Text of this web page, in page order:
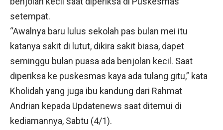
setempat.
“Awalnya baru lulus sekolah pas bulan mei itu
katanya sakit di lutut, dikira sakit biasa, dapet
seminggu bulan puasa ada benjolan kecil. Saat
diperiksa ke puskesmas kaya ada tulang gitu,” kata
Kholidah yang juga ibu kandung dari Rahmat
Andrian kepada Updatenews saat ditemui di
kediamannya, Sabtu (4/1).